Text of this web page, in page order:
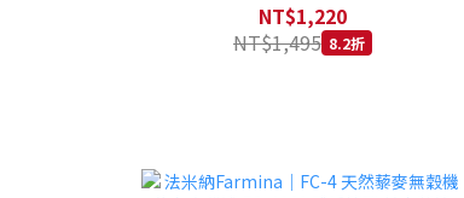
NT$1,220
NT$1,495 8.2折